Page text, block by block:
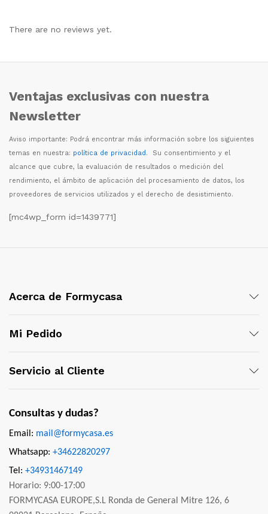
There are no reviews yet.
Ventajas exclusivas con nuestra
Newsletter
Aviso importante: Podrá encontrar más información sobre los siguientes
temas en nuestra: política de privacidad. Su consentimiento y el
alcance que cubre, la evaluación de resultados o medición del
rendimiento, el ámbito de aplicación del procesamiento de datos, los
proveedores de servicios utilizados y el derecho de desistimiento.
[mc4wp_form id=1439771]
Acerca de Formycasa
Mi Pedido
Servicio al Cliente
Consultas y dudas?
Email: mail@formycasa.es
Whatsapp: +34622820297
Tel: +34931467149
Horario: 9:00-17:00
FORMYCASA EUROPE,S.L Ronda de General Mitre 126, 6